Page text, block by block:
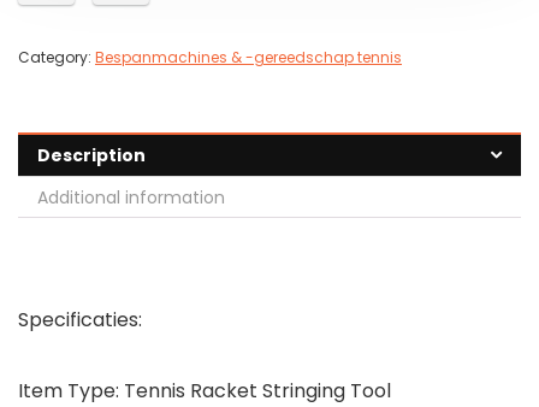
Category: Bespanmachines & -gereedschap tennis
Description
Additional information
Specificaties:
Item Type: Tennis Racket Stringing Tool